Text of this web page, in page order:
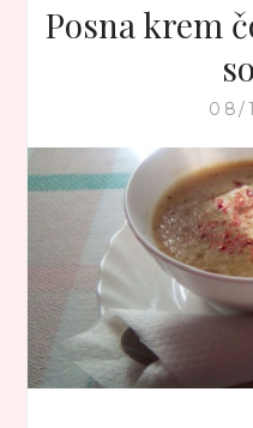
Posna krem
08/